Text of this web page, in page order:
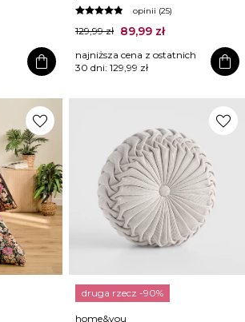
shopping_bag
opinii (25)
129,99 zł 89,99 zł
najniższa cena z ostatnich
30 dni: 129,99 zł shopping_bag
favorite favorite
druga rzecz -90%
home&you